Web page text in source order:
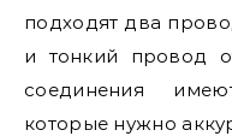
подходят два
и тонкий провод
соединения
которые нужно